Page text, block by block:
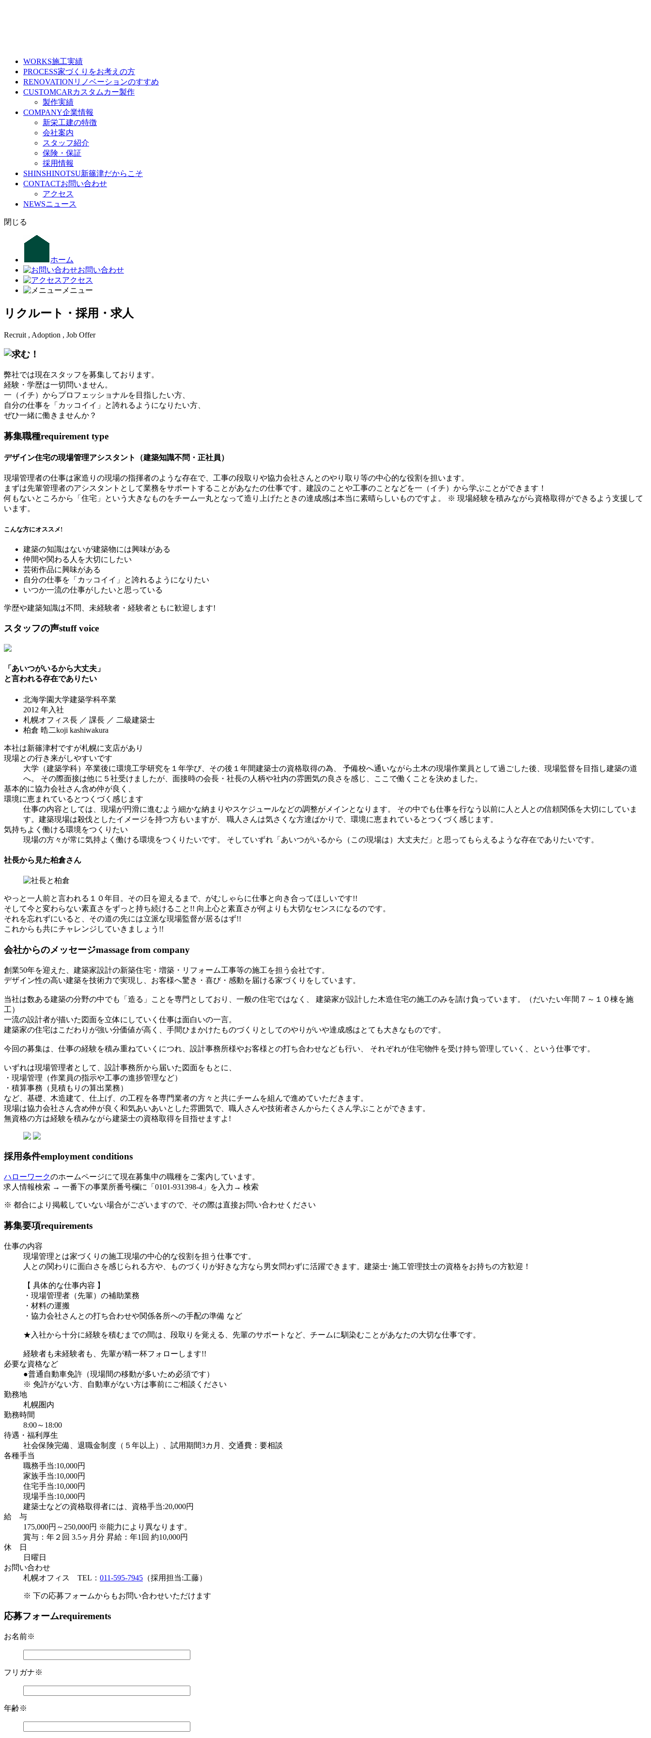
WORKS施工実績
PROCESS家づくりをお考えの方
RENOVATION リノベーションのすすめ
CUSTOMCAR カスタムカー製作
製作実績
COMPANY企業情報
新栄工建の特徴
会社案内
スタッフ紹介
保険・保証
採用情報
SHINSHINOTSU新篠津だからこそ
CONTACTお問い合わせ
アクセス
NEWSニュース
閉じる
ホーム
お問い合わせ
アクセス
メニュー
リクルート・採用・求人
Recruit , Adoption , Job Offer
弊社では現在スタッフを募集しております。
経験・学歴は一切問いません。
一（イチ）からプロフェッショナルを目指したい方、
自分の仕事を「カッコイイ」と誇れるようになりたい方、
ぜひ一緒に働きませんか？
募集職種requirement type
デザイン住宅の現場管理アシスタント（建築知識不問・正社員）
現場管理者の仕事は家造りの現場の指揮者のような存在で、工事の段取りや協力会社さんとのやり取り等の中心的な役割を担います。
まずは先輩管理者のアシスタントとして業務をサポートすることがあなたの仕事です。建設のことや工事のことなどを一（イチ）から学ぶことができます！
何もないところから「住宅」という大きなものをチーム一丸となって造り上げたときの達成感は本当に素晴らしいものですよ。
※ 現場経験を積みながら資格取得ができるよう支援して
います。
こんな方にオススメ!
建築の知識はないが建築物には興味がある
仲間や関わる人を大切にしたい
芸術作品に興味がある
自分の仕事を「カッコイイ」と誇れるようになりたい
いつか一流の仕事がしたいと思っている
学歴や建築知識は不問、未経験者・経験者ともに歓迎します!
スタッフの声stuff voice
「あいつがいるから大丈夫」
と言われる存在でありたい
北海学園大学建築学科卒業
2012 年入社
札幌オフィス長 ／ 課長 ／ 二級建築士
柏倉 晧二koji kashiwakura
本社は新篠津村ですが札幌に支店があり
現場との行き来がしやすいです
大学（建築学科）卒業後に環境工学研究を１年学び、その後１年間建築士の資格取得の為、 予備校へ通いながら土木の現場作業員として過ごした後、現場監督を目指し建築の道
へ。 その際面接は他に５社受けましたが、面接時の会長・社長の人柄や社内の雰囲気の良さを感じ、ここで働くことを決めました。
基本的に協力会社さん含め仲が良く、
環境に恵まれているとつくづく感じます
仕事の内容としては、現場が円滑に進むよう細かな納まりやスケジュールなどの調整がメインとなります。 その中でも仕事を行なう以前に人と人との信頼関係を大切にしていま
す。建築現場は殺伐としたイメージを持つ方もいますが、 職人さんは気さくな方達ばかりで、環境に恵まれているとつくづく感じます。
気持ちよく働ける環境をつくりたい
現場の方々が常に気持よく働ける環境をつくりたいです。 そしていずれ「あいつがいるから（この現場は）大丈夫だ」と思ってもらえるような存在でありたいです。
社⾧から見た柏倉さん
やっと一人前と言われる１０年目。その日を迎えるまで、がむしゃらに仕事と向き合ってほしいです!!
そして今と変わらない素直さをずっと持ち続けること!! 向上心と素直さが何よりも大切なセンスになるのです。
それを忘れずにいると、その道の先には立派な現場監督が居るはず!!
これからも共にチャレンジしていきましょう!!
会社からのメッセージmassage from company
創業50年を迎えた、建築家設計の新築住宅・増築・リフォーム工事等の施工を担う会社です。
デザイン性の高い建築を技術力で実現し、お客様へ驚き・喜び・感動を届ける家づくりをしています。
当社は数ある建築の分野の中でも「造る」ことを専門としており、一般の住宅ではなく、 建築家が設計した木造住宅の施工のみを請け負っています。（だいたい年間７～１０棟を施
工）
一流の設計者が描いた図面を立体にしていく仕事は面白いの一言。
建築家の住宅はこだわりが強い分価値が高く、手間ひまかけたものづくりとしてのやりがいや達成感はとても大きなものです。
今回の募集は、仕事の経験を積み重ねていくにつれ、設計事務所様やお客様との打ち合わせなども行い、 それぞれが住宅物件を受け持ち管理していく、という仕事です。
いずれは現場管理者として、設計事務所から届いた図面をもとに、
・現場管理（作業員の指示や工事の進捗管理など）
・積算事務（見積もりの算出業務）
など、基礎、木造建て、仕上げ、の工程を各専門業者の方々と共にチームを組んで進めていただきます。
現場は協力会社さん含め仲が良く和気あいあいとした雰囲気で、職人さんや技術者さんからたくさん学ぶことができます。
無資格の方は経験を積みながら建築士の資格取得を目指せますよ!
採用条件employment conditions
ハローワークのホームページにて現在募集中の職種をご案内しています。
求人情報検索 → 一番下の事業所番号欄に「0101-931398-4」を入力→ 検索
※ 都合により掲載していない場合がございますので、その際は直接お問い合わせください
募集要項requirements
仕事の内容
現場管理とは家づくりの施工現場の中心的な役割を担う仕事です。
人との関わりに面白さを感じられる方や、ものづくりが好きな方なら男女問わずに活躍できます。建築士･施工管理技士の資格をお持ちの方歓迎！
【 具体的な仕事内容 】
・現場管理者（先輩）の補助業務
・材料の運搬
・協力会社さんとの打ち合わせや関係各所への手配の準備 など
★入社から十分に経験を積むまでの間は、段取りを覚える、先輩のサポートなど、チームに馴染むことがあなたの大切な仕事です。
経験者も未経験者も、先輩が精一杯フォローします!!
必要な資格など
●普通自動車免許（現場間の移動が多いため必須です）
※ 免許がない方、自動車がない方は事前にご相談ください
勤務地
札幌圏内
勤務時間
8:00～18:00
待遇・福利厚生
社会保険完備、退職金制度（５年以上）、試用期間3カ月、交通費：要相談
各種手当
職務手当:10,000円
家族手当:10,000円
住宅手当:10,000円
現場手当:10,000円
建築士などの資格取得者には、資格手当:20,000円
給 与
175,000円～250,000円 ※能力により異なります。
賞与：年２回 3.5ヶ月分 昇給：年1回 約10,000円
休 日
日曜日
お問い合わせ
札幌オフィス TEL： 011-595-7945 （採用担当:工藤）
※ 下の応募フォームからもお問い合わせいただけます
応募フォームrequirements
お名前※
フリガナ※
年齢※